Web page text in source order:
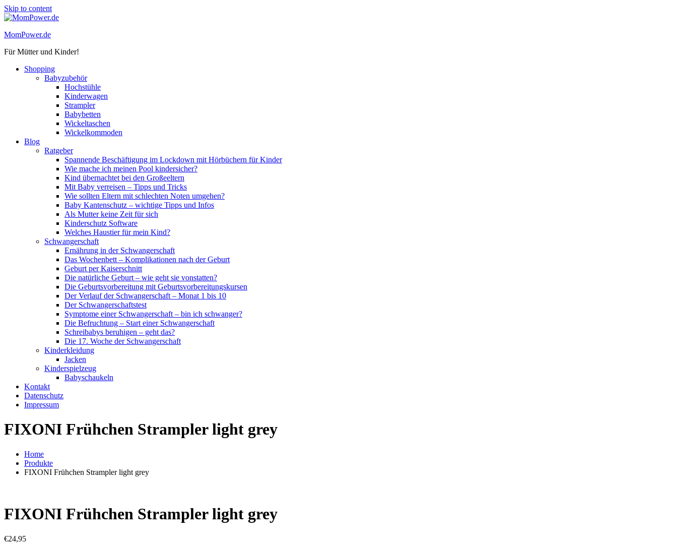
Skip to content
MomPower.de
Für Mütter und Kinder!
Shopping
Babyzubehör
Hochstühle
Kinderwagen
Strampler
Babybetten
Wickeltaschen
Wickelkommoden
Blog
Ratgeber
Spannende Beschäftigung im Lockdown mit Hörbüchern für Kinder
Wie mache ich meinen Pool kindersicher?
Kind übernachtet bei den Großeeltern
Mit Baby verreisen – Tipps und Tricks
Wie sollten Eltern mit schlechten Noten umgehen?
Baby Kantenschutz – wichtige Tipps und Infos
Als Mutter keine Zeit für sich
Kinderschutz Software
Welches Haustier für mein Kind?
Schwangerschaft
Ernährung in der Schwangerschaft
Das Wochenbett – Komplikationen nach der Geburt
Geburt per Kaiserschnitt
Die natürliche Geburt – wie geht sie vonstatten?
Die Geburtsvorbereitung mit Geburtsvorbereitungskursen
Der Verlauf der Schwangerschaft – Monat 1 bis 10
Der Schwangerschaftstest
Symptome einer Schwangerschaft – bin ich schwanger?
Die Befruchtung – Start einer Schwangerschaft
Schreibabys beruhigen – geht das?
Die 17. Woche der Schwangerschaft
Kinderkleidung
Jacken
Kinderspielzeug
Babyschaukeln
Kontakt
Datenschutz
Impressum
FIXONI Frühchen Strampler light grey
Home
Produkte
FIXONI Frühchen Strampler light grey
FIXONI Frühchen Strampler light grey
€24,95